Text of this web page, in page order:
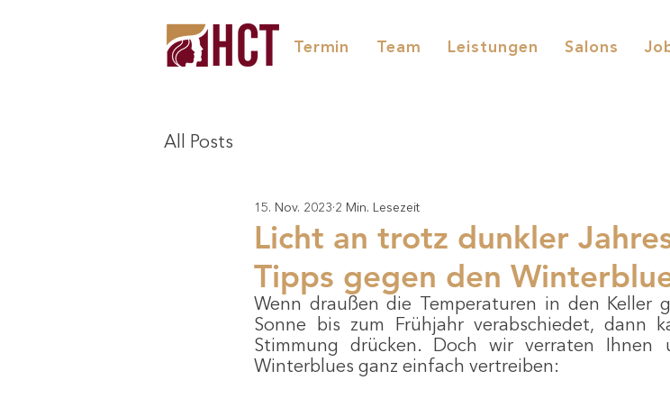
Termin Team Leistungen Salons
All Posts
Licht an trotz dunkler
Tipps gegen den
15. Nov. 2023 2 Min. Lesezeit
Wenn draußen die Temperaturen in den Keller
Sonne bis zum Frühjahr verabschiedet, dann
Stimmung drücken. Doch wir verraten
Winterblues ganz einfach vertreiben: